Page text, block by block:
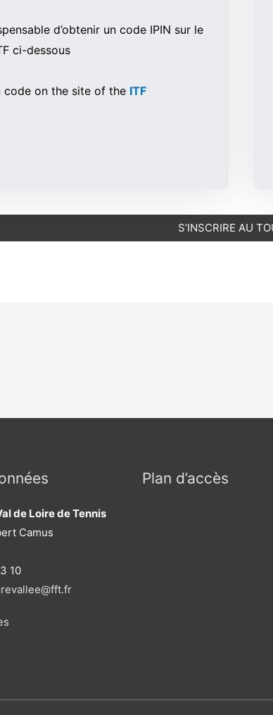
d’obtenir un code IPIN sur le
ci-dessous
code on the site of the ITF
S’INSCRIRE AU
de Loire de Tennis
Camus
10
Plan d’accès